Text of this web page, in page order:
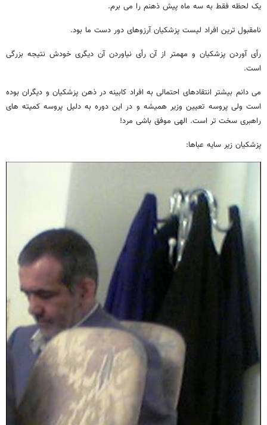
یک لحظه فقط به سه ماه پیش ذهنم را می برم.
نامقبول ترین افراد لیست پزشکیان آرزوهای دور دست ما بود.
رأی آوردن پزشکیان و مهمتر از آن رأی نیاوردن آن دیگری خودش نتیجه بزرگی
است.
می دانم بیشتر انتقادهای احتمالی به افراد کابینه در ذهن پزشکیان و دیگران بوده
است ولی پروسه تعیین وزیر همیشه و در این دوره به دلیل پروسه کمیته های
راهبری سخت تر است. الهی موفق باشی مرد!
‌پزشکیان زیر سایه عباها: